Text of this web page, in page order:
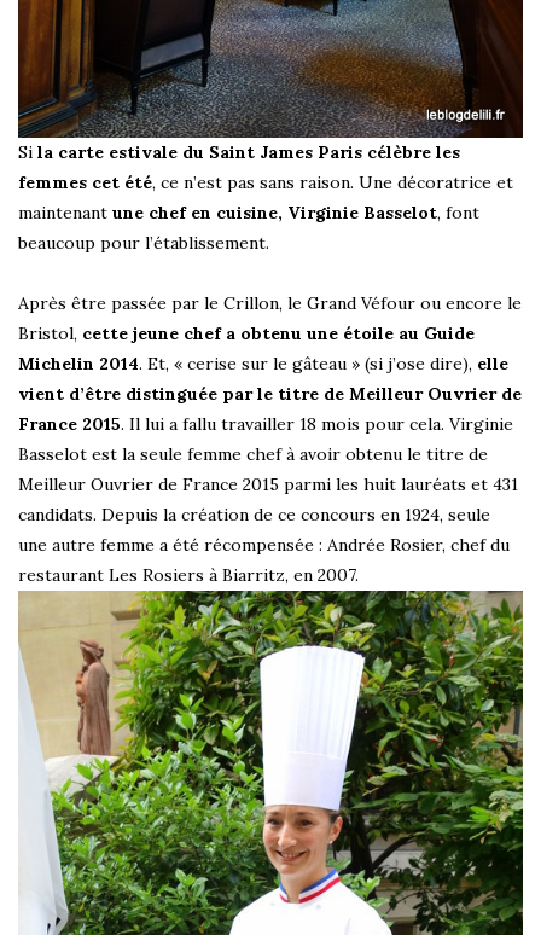
Si la carte estivale du Saint James Paris célèbre les
femmes cet été, ce n’est pas sans raison. Une décoratrice et
maintenant une chef en cuisine, Virginie Basselot, font
beaucoup pour l’établissement.
Après être passée par le Crillon, le Grand Véfour ou encore le
Bristol, cette jeune chef a obtenu une étoile au Guide
Michelin 2014. Et, « cerise sur le gâteau » (si j’ose dire), elle
vient d’être distinguée par le titre de Meilleur Ouvrier de
France 2015. Il lui a fallu travailler 18 mois pour cela. Virginie
Basselot est la seule femme chef à avoir obtenu le titre de
Meilleur Ouvrier de France 2015 parmi les huit lauréats et 431
candidats. Depuis la création de ce concours en 1924, seule
une autre femme a été récompensée : Andrée Rosier, chef du
restaurant Les Rosiers à Biarritz, en 2007.